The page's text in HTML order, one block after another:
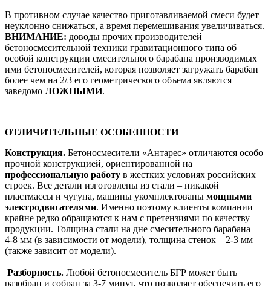
В противном случае качество приготавливаемой смеси будет
неуклонно снижаться, а время перемешивания увеличиваться.
ВНИМАНИЕ: доводы прочих производителей
бетоносмесительной техники гравитационного типа об
особой конструкции смесительного барабана производимых
ими бетоносмесителей, которая позволяет загружать барабан
более чем на 2/3 его геометрического объема являются
заведомо ЛОЖНЫМИ.
ОТЛИЧИТЕЛЬНЫЕ ОСОБЕННОСТИ
Конструкция. Бетоносмесители «Антарес» отличаются особо
прочной конструкцией, ориентированной на
профессиональную работу в жестких условиях российских
строек. Все детали изготовлены из стали – никакой
пластмассы и чугуна, машины укомплектованы мощными
электродвигателями. Именно поэтому клиенты компании
крайне редко обращаются к нам с претензиями по качеству
продукции. Толщина стали на дне смесительного барабана –
4-8 мм (в зависимости от модели), толщина стенок – 2-3 мм
(также зависит от модели).
Разборность. Любой бетоносмеситель БГР может быть
разобран и собран за 3-7 минут, что позволяет обеспечить его